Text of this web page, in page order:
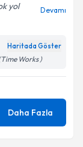
yol
Devamı
Haritada Göster
Works )
Daha Fazla